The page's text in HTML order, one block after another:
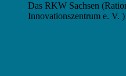
Das RKW Sachsen
Innovationszentrum e. V.